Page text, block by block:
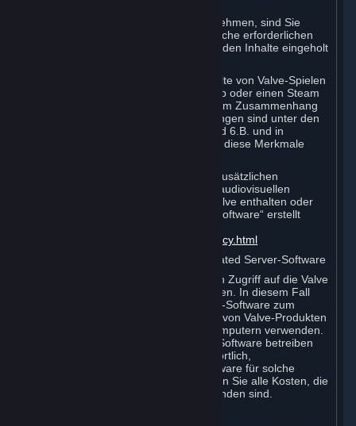
Falls Sie Inhalte Dritter in Fan-Art aufnehmen, sind Sie
verpflichtet sicherzustellen, dass sämtliche erforderlichen
Rechte von den Inhabern der betreffenden Inhalte eingeholt
Die kommerzielle Nutzung einiger Inhalte von Valve-Spielen
ist über Merkmale wie Steam Workshop oder einen Steam
Abonnement-Marktplatz gestattet. Die im Zusammenhang
mit dieser Nutzung geltenden Bedingungen sind unter den
nachstehenden Vertragsziffern 3.D. und 6.B. und in
etwaigen Abonnementbedingungen für diese Merkmale
Für die Video-Richtlinie von Valve mit zusätzlichen
Bedingungen für die Verwendung von audiovisuellen
Werken, die geistiges Eigentum von Valve enthalten oder
mithilfe der „The Source® Filmmaker Software“ erstellt
http://www.valvesoftware.com/videopolicy.html
E. Lizenz zur Nutzung der Valve Dedicated Server-Software
Ihr(e) Abonnement(s) kann/können den Zugriff auf die Valve
Dedicated Server-Software mit umfassen. In diesem Fall
können Sie die Valve Dedicated Server-Software zum
Hosten von Online-Multiplayer-Spielen von Valve-Produkten
auf einer unbegrenzten Anzahl von Computern verwenden.
Wenn Sie die Valve Dedicated Server-Software betreiben
möchten, sind Sie allein dafür verantwortlich,
Internetzugang, Bandbreite oder Hardware für solche
Aktivitäten bereitzustellen. Weiter tragen Sie alle Kosten, die
mit der Nutzung dieser Software verbunden sind.